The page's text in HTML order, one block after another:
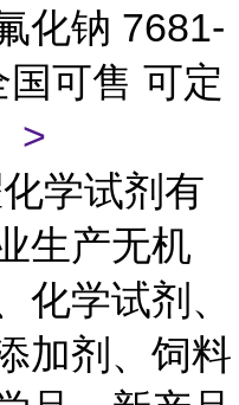
化钠 7681-
可售 可定
>
学试剂有
生产无机
化学试剂、
加剂、饲料